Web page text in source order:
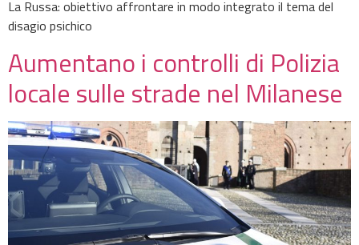
La Russa: obiettivo affrontare in modo integrato il tema del
disagio psichico
Aumentano i controlli di Polizia
locale sulle strade nel Milanese